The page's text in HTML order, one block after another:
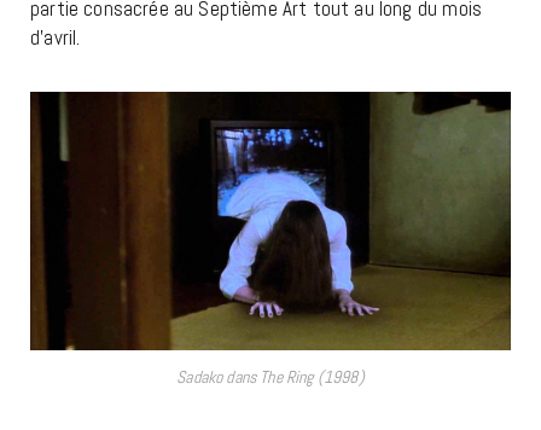
partie consacrée au Septième Art tout au long du mois
d’avril.
Sadako dans The Ring (1998)